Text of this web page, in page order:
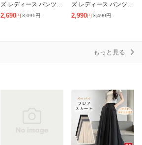
ズ レディース パンツ |
新色追加!! のび〜る ス
2,690円 3,091円
ズ レディース パンツ |
<撥水加工でストレスフ
2,990円 3,490円
もっと見る